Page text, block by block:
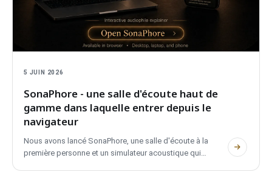
5 JUIN 2026
SonaPhore - une salle d'écoute haut de
gamme dans laquelle entrer depuis le
navigateur
Nous avons lancé SonaPhore, une salle d'écoute à la
première personne et un simulateur acoustique qui